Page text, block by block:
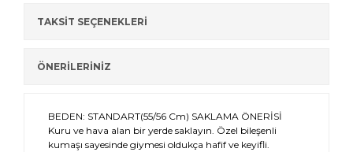
TAKSİT SEÇENEKLERİ
ÖNERİLERİNİZ
BEDEN: STANDART(55/56 Cm) SAKLAMA ÖNERİSİ
Kuru ve hava alan bir yerde saklayın. Özel bileşenli
kumaşı sayesinde giymesi oldukça hafif ve keyifli.